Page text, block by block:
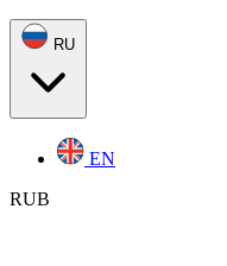
RU
EN
RUB